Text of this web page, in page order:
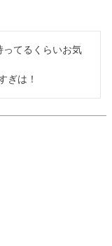
ってるくらいお気
ぎは！